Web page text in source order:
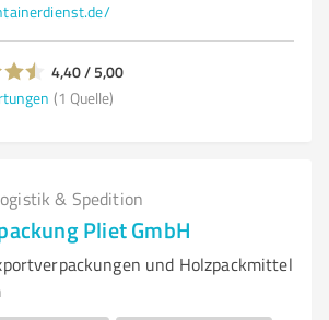
4,40 / 5,00
(1 Quelle)
& Spedition
Pliet GmbH
und Holzpackmittel